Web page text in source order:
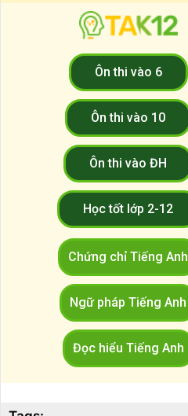
Ôn thi vào 6
Ôn thi vào 10
Ôn thi vào ĐH
Học tốt lớp 2-12
Chứng chỉ Tiếng Anh
Ngữ pháp Tiếng Anh
Đọc hiểu Tiếng Anh